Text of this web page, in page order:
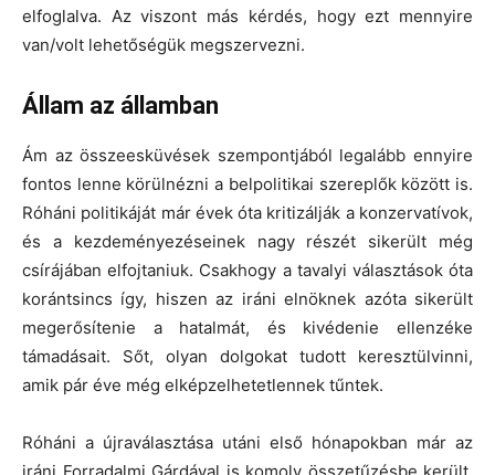
elfoglalva. Az viszont más kérdés, hogy ezt mennyire
van/volt lehetőségük megszervezni.
Állam az államban
Ám az összeesküvések szempontjából legalább ennyire
fontos lenne körülnézni a belpolitikai szereplők között is.
Róháni politikáját már évek óta kritizálják a konzervatívok,
és a kezdeményezéseinek nagy részét sikerült még
csírájában elfojtaniuk. Csakhogy a tavalyi választások óta
korántsincs így, hiszen az iráni elnöknek azóta sikerült
megerősítenie a hatalmát, és kivédenie ellenzéke
támadásait. Sőt, olyan dolgokat tudott keresztülvinni,
amik pár éve még elképzelhetetlennek tűntek.
Róháni a újraválasztása utáni első hónapokban már az
iráni Forradalmi Gárdával is komoly összetűzésbe került.